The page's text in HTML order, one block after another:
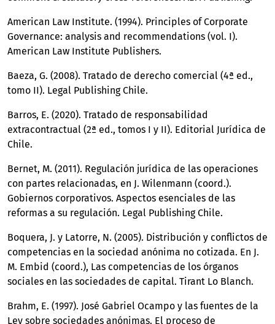
American Law Institute. (1994). Principles of Corporate
Governance: analysis and recommendations (vol. I).
American Law Institute Publishers.
Baeza, G. (2008). Tratado de derecho comercial (4ª ed.,
tomo II). Legal Publishing Chile.
Barros, E. (2020). Tratado de responsabilidad
extracontractual (2ª ed., tomos I y II). Editorial Jurídica de
Chile.
Bernet, M. (2011). Regulación jurídica de las operaciones
con partes relacionadas, en J. Wilenmann (coord.).
Gobiernos corporativos. Aspectos esenciales de las
reformas a su regulación. Legal Publishing Chile.
Boquera, J. y Latorre, N. (2005). Distribución y conflictos de
competencias en la sociedad anónima no cotizada. En J.
M. Embid (coord.), Las competencias de los órganos
sociales en las sociedades de capital. Tirant Lo Blanch.
Brahm, E. (1997). José Gabriel Ocampo y las fuentes de la
Ley sobre sociedades anónimas. El proceso de